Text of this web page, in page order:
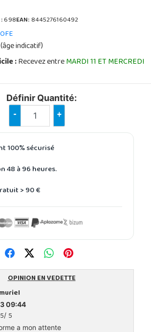
698EAN:8445276160492
indicatif)
:Recevez entreMARDI 11 ET MERCREDI
Définir Quantité:
- +
100% sécurisé
48 à 96 heures.
> 90 €
OPINION EN VEDETTE
muriel
09:44
5/ 5
a mon attente